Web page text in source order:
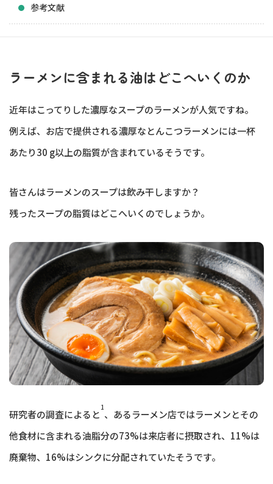
参考文献
ラーメンに含まれる油はどこへいくのか
近年はこってりした濃厚なスープのラーメンが人気ですね。
例えば、お店で提供される濃厚なとんこつラーメンには一杯
あたり30 g以上の脂質が含まれているそうです。
皆さんはラーメンのスープは飲み干しますか？
残ったスープの脂質はどこへいくのでしょうか。
研究者の調査によると
1
、あるラーメン店ではラーメンとその
他食材に含まれる油脂分の73%は来店者に摂取され、11%は
廃棄物、16%はシンクに分配されていたそうです。